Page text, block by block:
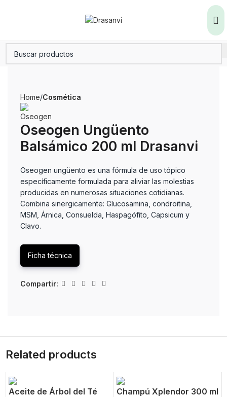
Home Cosmética
Oseogen Ungüento
Balsámico 200 ml Drasanvi
Oseogen ungüento es una fórmula de uso tópico
específicamente formulada para aliviar las molestias
producidas en numerosas situaciones cotidianas.
Combina sinergicamente: Glucosamina, condroitina,
MSM, Árnica, Consuelda, Haspagófito, Capsicum y
Clavo.
Ficha técnica
Compartir:
Related products
Aceite de Árbol del Té
Champú Xplendor 300 ml